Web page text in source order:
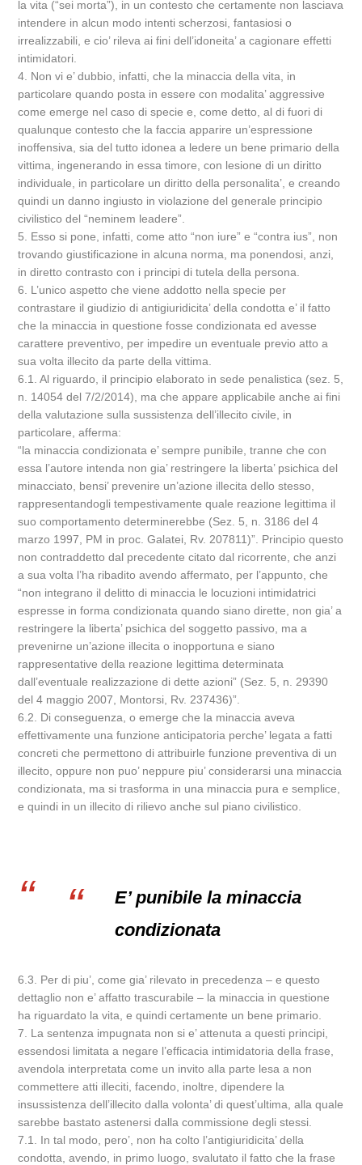
la vita (“sei morta”), in un contesto che certamente non lasciava
intendere in alcun modo intenti scherzosi, fantasiosi o
irrealizzabili, e cio’ rileva ai fini dell’idoneita’ a cagionare effetti
intimidatori.
4. Non vi e’ dubbio, infatti, che la minaccia della vita, in
particolare quando posta in essere con modalita’ aggressive
come emerge nel caso di specie e, come detto, al di fuori di
qualunque contesto che la faccia apparire un’espressione
inoffensiva, sia del tutto idonea a ledere un bene primario della
vittima, ingenerando in essa timore, con lesione di un diritto
individuale, in particolare un diritto della personalita’, e creando
quindi un danno ingiusto in violazione del generale principio
civilistico del “neminem leadere”.
5. Esso si pone, infatti, come atto “non iure” e “contra ius”, non
trovando giustificazione in alcuna norma, ma ponendosi, anzi,
in diretto contrasto con i principi di tutela della persona.
6. L’unico aspetto che viene addotto nella specie per
contrastare il giudizio di antigiuridicita’ della condotta e’ il fatto
che la minaccia in questione fosse condizionata ed avesse
carattere preventivo, per impedire un eventuale previo atto a
sua volta illecito da parte della vittima.
6.1. Al riguardo, il principio elaborato in sede penalistica (sez. 5,
n. 14054 del 7/2/2014), ma che appare applicabile anche ai fini
della valutazione sulla sussistenza dell’illecito civile, in
particolare, afferma:
“la minaccia condizionata e’ sempre punibile, tranne che con
essa l’autore intenda non gia’ restringere la liberta’ psichica del
minacciato, bensi’ prevenire un’azione illecita dello stesso,
rappresentandogli tempestivamente quale reazione legittima il
suo comportamento determinerebbe (Sez. 5, n. 3186 del 4
marzo 1997, PM in proc. Galatei, Rv. 207811)”. Principio questo
non contraddetto dal precedente citato dal ricorrente, che anzi
a sua volta l’ha ribadito avendo affermato, per l’appunto, che
“non integrano il delitto di minaccia le locuzioni intimidatrici
espresse in forma condizionata quando siano dirette, non gia’ a
restringere la liberta’ psichica del soggetto passivo, ma a
prevenirne un’azione illecita o inopportuna e siano
rappresentative della reazione legittima determinata
dall’eventuale realizzazione di dette azioni” (Sez. 5, n. 29390
del 4 maggio 2007, Montorsi, Rv. 237436)”.
6.2. Di conseguenza, o emerge che la minaccia aveva
effettivamente una funzione anticipatoria perche’ legata a fatti
concreti che permettono di attribuirle funzione preventiva di un
illecito, oppure non puo’ neppure piu’ considerarsi una minaccia
condizionata, ma si trasforma in una minaccia pura e semplice,
e quindi in un illecito di rilievo anche sul piano civilistico.
E’ punibile la minaccia
condizionata
6.3. Per di piu’, come gia’ rilevato in precedenza – e questo
dettaglio non e’ affatto trascurabile – la minaccia in questione
ha riguardato la vita, e quindi certamente un bene primario.
7. La sentenza impugnata non si e’ attenuta a questi principi,
essendosi limitata a negare l’efficacia intimidatoria della frase,
avendola interpretata come un invito alla parte lesa a non
commettere atti illeciti, facendo, inoltre, dipendere la
insussistenza dell’illecito dalla volonta’ di quest’ultima, alla quale
sarebbe bastato astenersi dalla commissione degli stessi.
7.1. In tal modo, pero’, non ha colto l’antigiuridicita’ della
condotta, avendo, in primo luogo, svalutato il fatto che la frase